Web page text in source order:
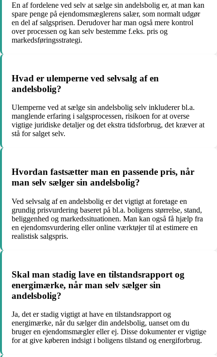
En af fordelene ved selv at sælge sin andelsbolig er, at man kan
spare penge på ejendomsmæglerens salær, som normalt udgør
en del af salgsprisen. Derudover har man også mere kontrol
over processen og kan selv bestemme f.eks. pris og
markedsføringsstrategi.
Hvad er ulemperne ved selvsalg af en
andelsbolig?
Ulemperne ved at sælge sin andelsbolig selv inkluderer bl.a.
manglende erfaring i salgsprocessen, risikoen for at overse
vigtige juridiske detaljer og det ekstra tidsforbrug, det kræver at
stå for salget selv.
Hvordan fastsætter man en passende pris, når
man selv sælger sin andelsbolig?
Ved selvsalg af en andelsbolig er det vigtigt at foretage en
grundig prisvurdering baseret på bl.a. boligens størrelse, stand,
beliggenhed og markedssituationen. Man kan også få hjælp fra
en ejendomsvurdering eller online værktøjer til at estimere en
realistisk salgspris.
Skal man stadig lave en tilstandsrapport og
energimærke, når man selv sælger sin
andelsbolig?
Ja, det er stadig vigtigt at have en tilstandsrapport og
energimærke, når du sælger din andelsbolig, uanset om du
bruger en ejendomsmægler eller ej. Disse dokumenter er vigtige
for at give køberen indsigt i boligens tilstand og energiforbrug.